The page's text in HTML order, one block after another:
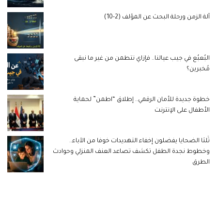
آلة الزمن ورحلة البحث عن المؤلف (2-10)
البُعبُع في جيب عيالنا.. فإزاي نتطمن من غير ما نبقى
مُخبرين؟
خطوة جديدة للأمان الرقمي.. إطلاق “اطمن” لحماية
الأطفال على الإنترنت
ثُلثا الضحايا يفضلون إخفاء التهديدات خوفا من الآباء..
وخطوط نجدة الطفل تكشف تصاعد العنف المنزلي وحوادث
الطرق